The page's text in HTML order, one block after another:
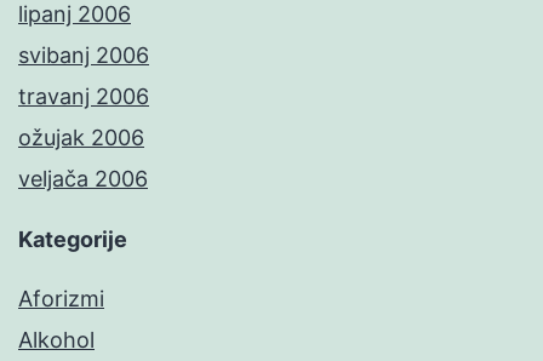
lipanj 2006
svibanj 2006
travanj 2006
ožujak 2006
veljača 2006
Kategorije
Aforizmi
Alkohol